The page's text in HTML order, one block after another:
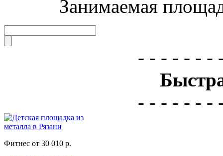
Занимаемая
- - - - - - -
- - - - - - -
Фитнес от 30 010 р.